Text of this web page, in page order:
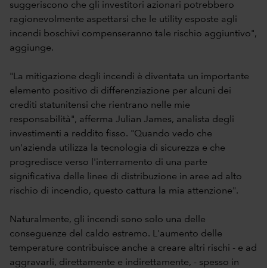
suggeriscono che gli investitori azionari potrebbero
ragionevolmente aspettarsi che le utility esposte agli
incendi boschivi compenseranno tale rischio aggiuntivo",
aggiunge.
"La mitigazione degli incendi è diventata un importante
elemento positivo di differenziazione per alcuni dei
crediti statunitensi che rientrano nelle mie
responsabilità", afferma Julian James, analista degli
investimenti a reddito fisso. "Quando vedo che
un'azienda utilizza la tecnologia di sicurezza e che
progredisce verso l'interramento di una parte
significativa delle linee di distribuzione in aree ad alto
rischio di incendio, questo cattura la mia attenzione".
Naturalmente, gli incendi sono solo una delle
conseguenze del caldo estremo. L'aumento delle
temperature contribuisce anche a creare altri rischi - e ad
aggravarli, direttamente e indirettamente, - spesso in